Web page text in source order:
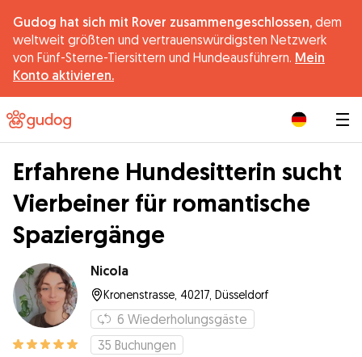
Gudog hat sich mit Rover zusammengeschlossen, dem
weltweit größten und vertrauenswürdigsten Netzwerk
von Fünf-Sterne-Tiersittern und Hundeausführern. Mein
Konto aktivieren.
Erfahrene Hundesitterin sucht
Vierbeiner für romantische
Spaziergänge
Nicola
Kronenstrasse, 40217, Düsseldorf
6 Wiederholungsgäste
35 Buchungen